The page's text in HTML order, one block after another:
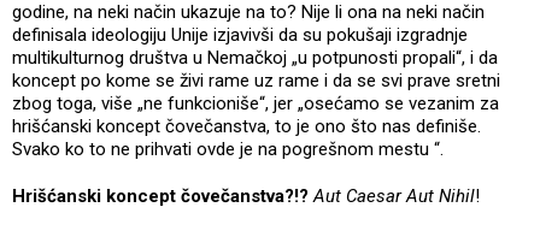
godine, na neki način ukazuje na to? Nije li ona na neki način
definisala ideologiju Unije izjavivši da su pokušaji izgradnje
multikulturnog društva u Nemačkoj „u potpunosti propali“, i da
koncept po kome se živi rame uz rame i da se svi prave sretni
zbog toga, više „ne funkcioniše“, jer „osećamo se vezanim za
hrišćanski koncept čovečanstva, to je ono što nas definiše.
Svako ko to ne prihvati ovde je na pogrešnom mestu “.
Hrišćanski koncept čovečanstva?!?Aut Caesar Aut Nihil!